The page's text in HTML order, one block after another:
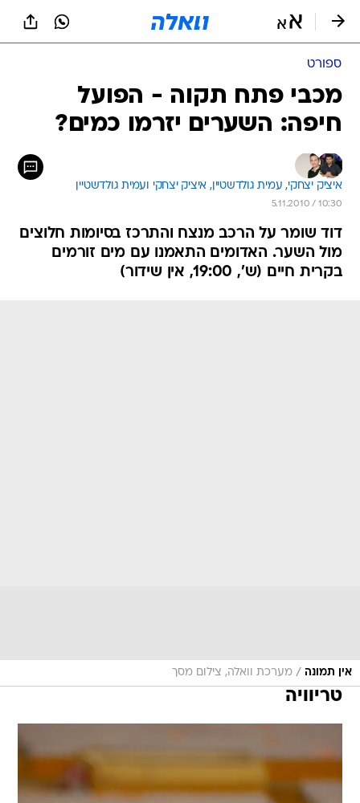
ספורט
מכבי פתח תקוה - הפועל
חיפה: השערים יזרמו כמים?
איציק יצחקי, עמית גולדשטיין, איציק יצחקי ועמית גולדשטיין
5.11.2010 / 10:30
דוד שומר על הרכב מנצח והתרכז בסיומות חלוצים
מול השער. האדומים התאמנו עם מים זורמים
בקרית חיים (ש', 19:00, אין שידור)
אין תמונה / מערכת וואלה, צילום מסך
טריוויה